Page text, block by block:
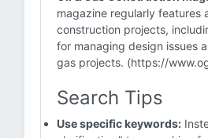
magazine regularly features
construction projects,
for managing design issues
gas projects. (https://
Search Tips
Use specific keywords: